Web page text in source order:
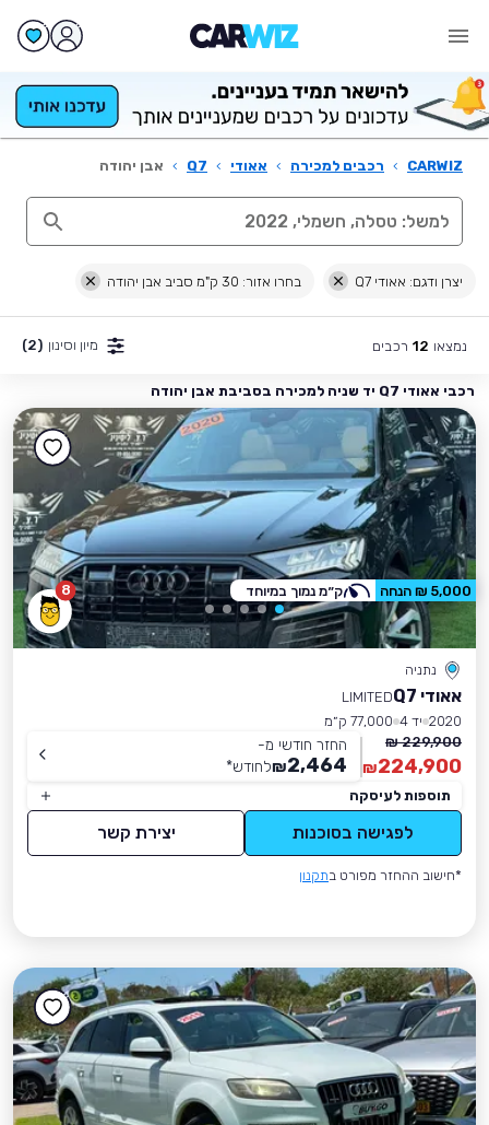
CARWIZ
› רכבים למכירה › אאודי ›
Q7
› אבן יהודה
יצרן ודגם: אאודי Q7 בחרו אזור: 30 ק"מ סביב אבן יהודה
נמצאו 12 רכבים מיון וסינון (2)
רכבי אאודי Q7 יד שניה למכירה בסביבת אבן יהודה
8
נתניה
אאודי Q7
LIMITED
2020 יד 4
77,000 ק״מ
229,900 ₪
224,900
₪
החזר חודשי מ-
2,464
₪לחודש*
תוספות לעיסקה
לפגישה בסוכנות יצירת קשר
*חישוב ההחזר מפורט בתקנון
5,000 ₪ הנחה ק״מ נמוך במיוחד